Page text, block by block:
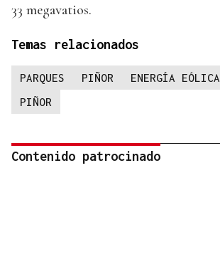
33 megavatios.
Temas relacionados
PARQUES PIÑOR ENERGÍA EÓLICA
PIÑOR
Contenido patrocinado